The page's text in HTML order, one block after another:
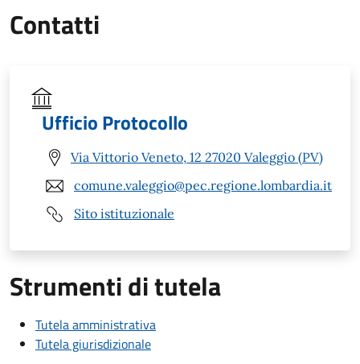
Contatti
Ufficio Protocollo
Via Vittorio Veneto, 12 27020 Valeggio (PV)
comune.valeggio@pec.regione.lombardia.it
Sito istituzionale
Strumenti di tutela
Tutela amministrativa
Tutela giurisdizionale